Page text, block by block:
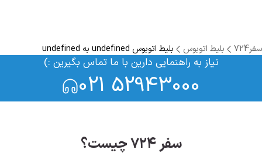
سفر724 بلیط اتوبوس بلیط اتوبوس undefined به undefined
نیاز به راهنمایی دارین با ما تماس بگیرین :)
021 52943000
سفر ۷۲۴ چیست؟